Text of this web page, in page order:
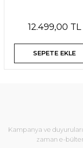
12.499,00 TL
SEPETE EKLE
Kampanya ve
zaman e-